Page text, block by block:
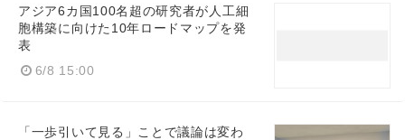
アジア6カ国100名超の研究者が人工細
胞構築に向けた10年ロードマップを発
表
6/8 15:00
「一歩引いて見る」ことで議論は変わ